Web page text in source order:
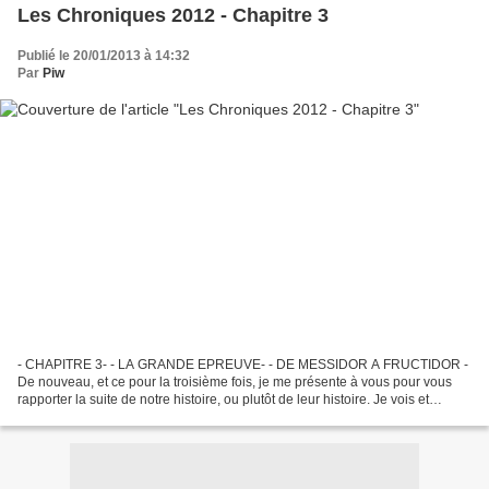
Les Chroniques 2012 - Chapitre 3
Publié le 20/01/2013 à 14:32
Par Piw
- CHAPITRE 3- - LA GRANDE EPREUVE- - DE MESSIDOR A FRUCTIDOR -
De nouveau, et ce pour la troisième fois, je me présente à vous pour vous
rapporter la suite de notre histoire, ou plutôt de leur histoire. Je vois et